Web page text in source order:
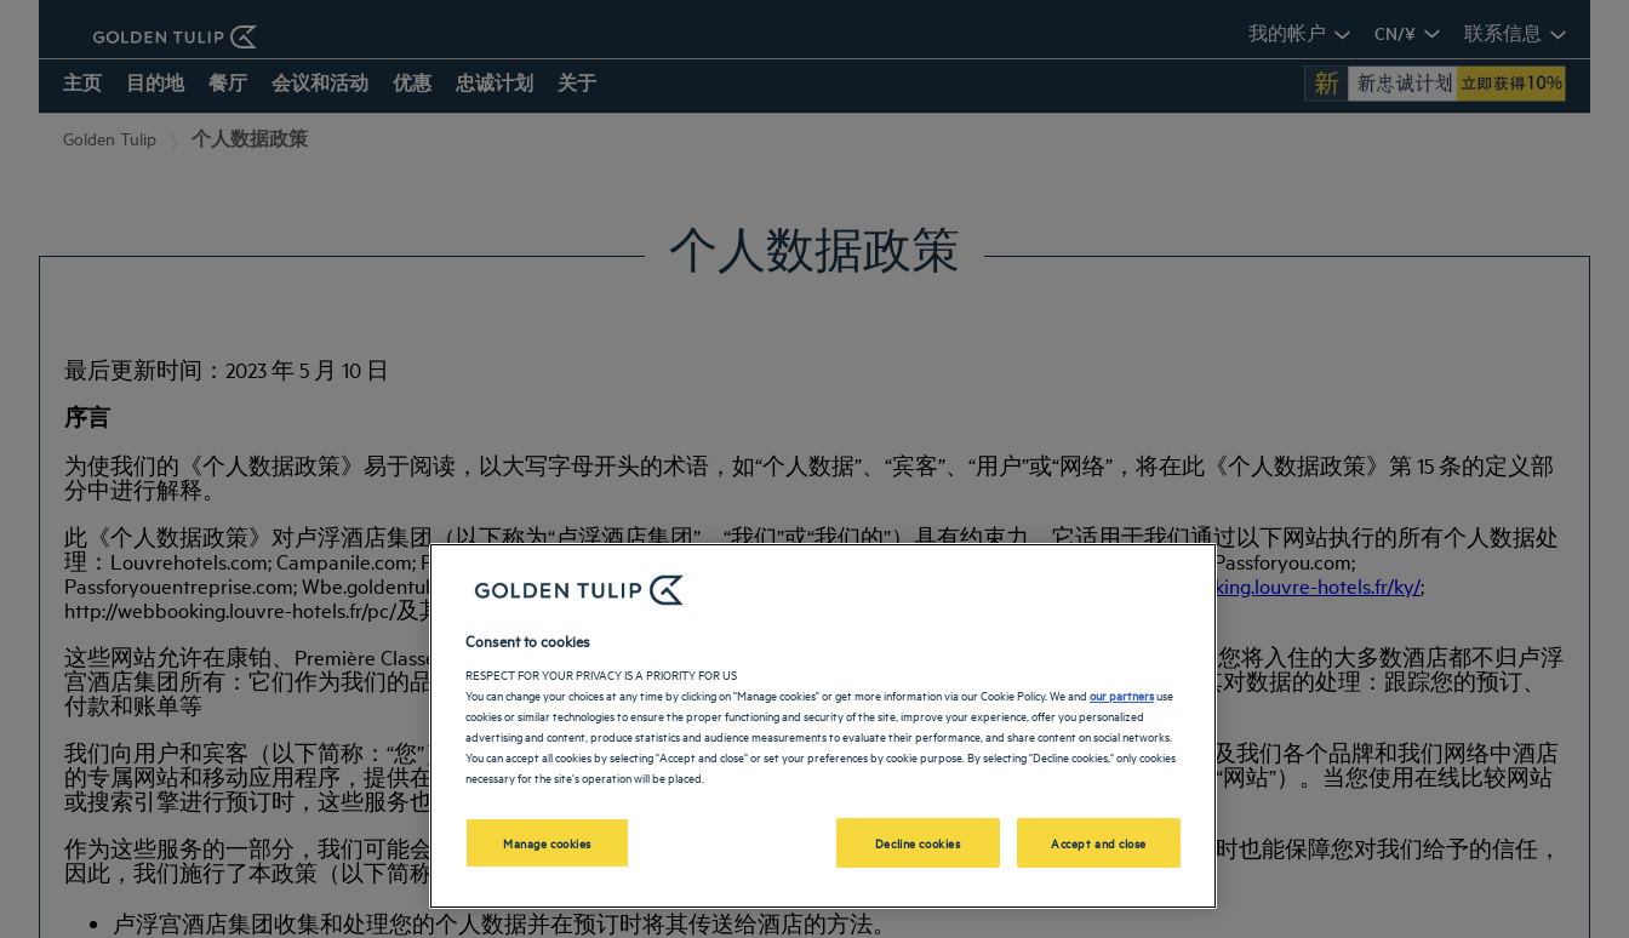
我的帐户 CN/¥ 联系信息
主页 目的地 餐厅 会议和活动 优惠 忠诚计划 关于
Golden Tulip 个人数据政策
个人数据政策
最后更新时间：2023 年 5 月 10 日
序言
为使我们的《个人数据政策》易于阅读，以大写字母开头的术语，如“个人数据”、“宾客”、“用户”或“网络”，将在此《个人数据政策》第 15 条的定义部
分中进行解释。
此《个人数据政策》对卢浮酒店集团（以下称为“卢浮酒店集团”、“我们”或“我们的”）具有约束力。它适用于我们通过以下网站执行的所有个人数据处
理：Louvrehotels.com; Campanile.com; Premiereclasse.com; Kyriad.com; Goldentulip.com; Pro.louvrehotels.com; Hotelforyou.com; Passforyou.com;
Passforyouentreprise.com; Wbe.goldentulip.com; webbooking.louvre-hotels.fr;
http://webbooking.louvre-hotels.fr/ky/;
http://webbooking.louvre-hotels.fr/pc/及其关联的子域。
这些网站允许在康铂、Première Classe、凯里亚德酒店和郁锦香酒店（以下简称“我们的“酒店”）进行预订。请注意，您将入住的大多数酒店都不归卢浮
宫酒店集团所有：它们作为我们的品牌特许经营/管理酒店，由完全自主和独立的实体运营。因此，酒店自行负责其对数据的处理：跟踪您的预订、
付款和账单等
我们向用户和宾客（以下简称：“您”）通过我们的在线网站（网址：https://www.louvrehotels.com/fr/do-dare-dream）以及我们各个品牌和我们网络中酒店
的专属网站和移动应用程序，提供在线酒店客房预订和相关服务（例如我们的会员计划、活动或竞赛）（以下简称“网站”）。当您使用在线比较网站
或搜索引擎进行预订时，这些服务也可能全部或部分提供给您。
作为这些服务的一部分，我们可能会收集和处理有关您的某些个人数据。尊重您的隐私对于我们而言至关重要，同时也能保障您对我们给予的信任，
因此，我们施行了本政策（以下简称为“个人数据政策”），力求在展现透明度的同时，向您说明如下事宜：
卢浮宫酒店集团收集和处理您的个人数据并在预订时将其传送给酒店的方法。
Consent to cookies
RESPECT FOR YOUR PRIVACY IS A PRIORITY FOR US
You can change your choices at any time by clicking on "Manage cookies" or get more information via our Cookie Policy. We andour partnersuse
cookies or similar technologies to ensure the proper functioning and security of the site, improve your experience, offer you personalized
advertising and content, produce statistics and audience measurements to evaluate their performance, and share content on social networks.
You can accept all cookies by selecting "Accept and close" or set your preferences by cookie purpose. By selecting "Decline cookies," only cookies
necessary for the site's operation will be placed.
Manage cookies Decline cookies Accept and close